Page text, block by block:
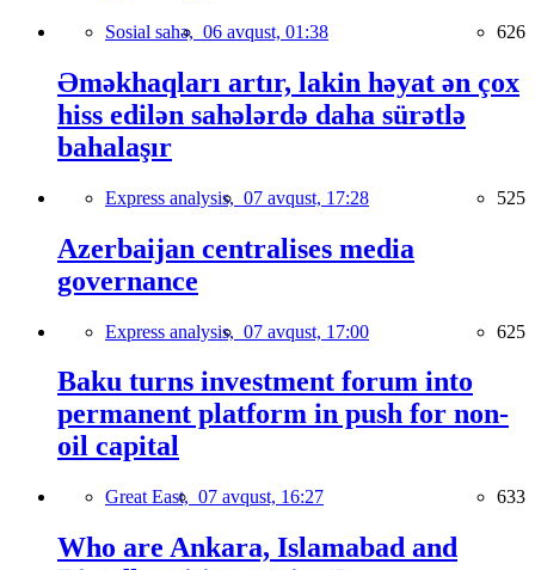
Sosial sahə, 06 avqust, 01:38 626
Əməkhaqları artır, lakin həyat ən çox
hiss edilən sahələrdə daha sürətlə
bahalaşır
Express analysis, 07 avqust, 17:28 525
Azerbaijan centralises media
governance
Express analysis, 07 avqust, 17:00 625
Baku turns investment forum into
permanent platform in push for non-
oil capital
Great East, 07 avqust, 16:27 633
Who are Ankara, Islamabad and